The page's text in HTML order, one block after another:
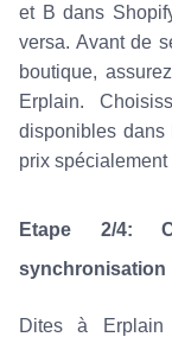
et B dans
versa. Avant de
boutique,
Erplain.
disponibles
prix
Etape 2/4:
synchronisation
Dites à Erplain